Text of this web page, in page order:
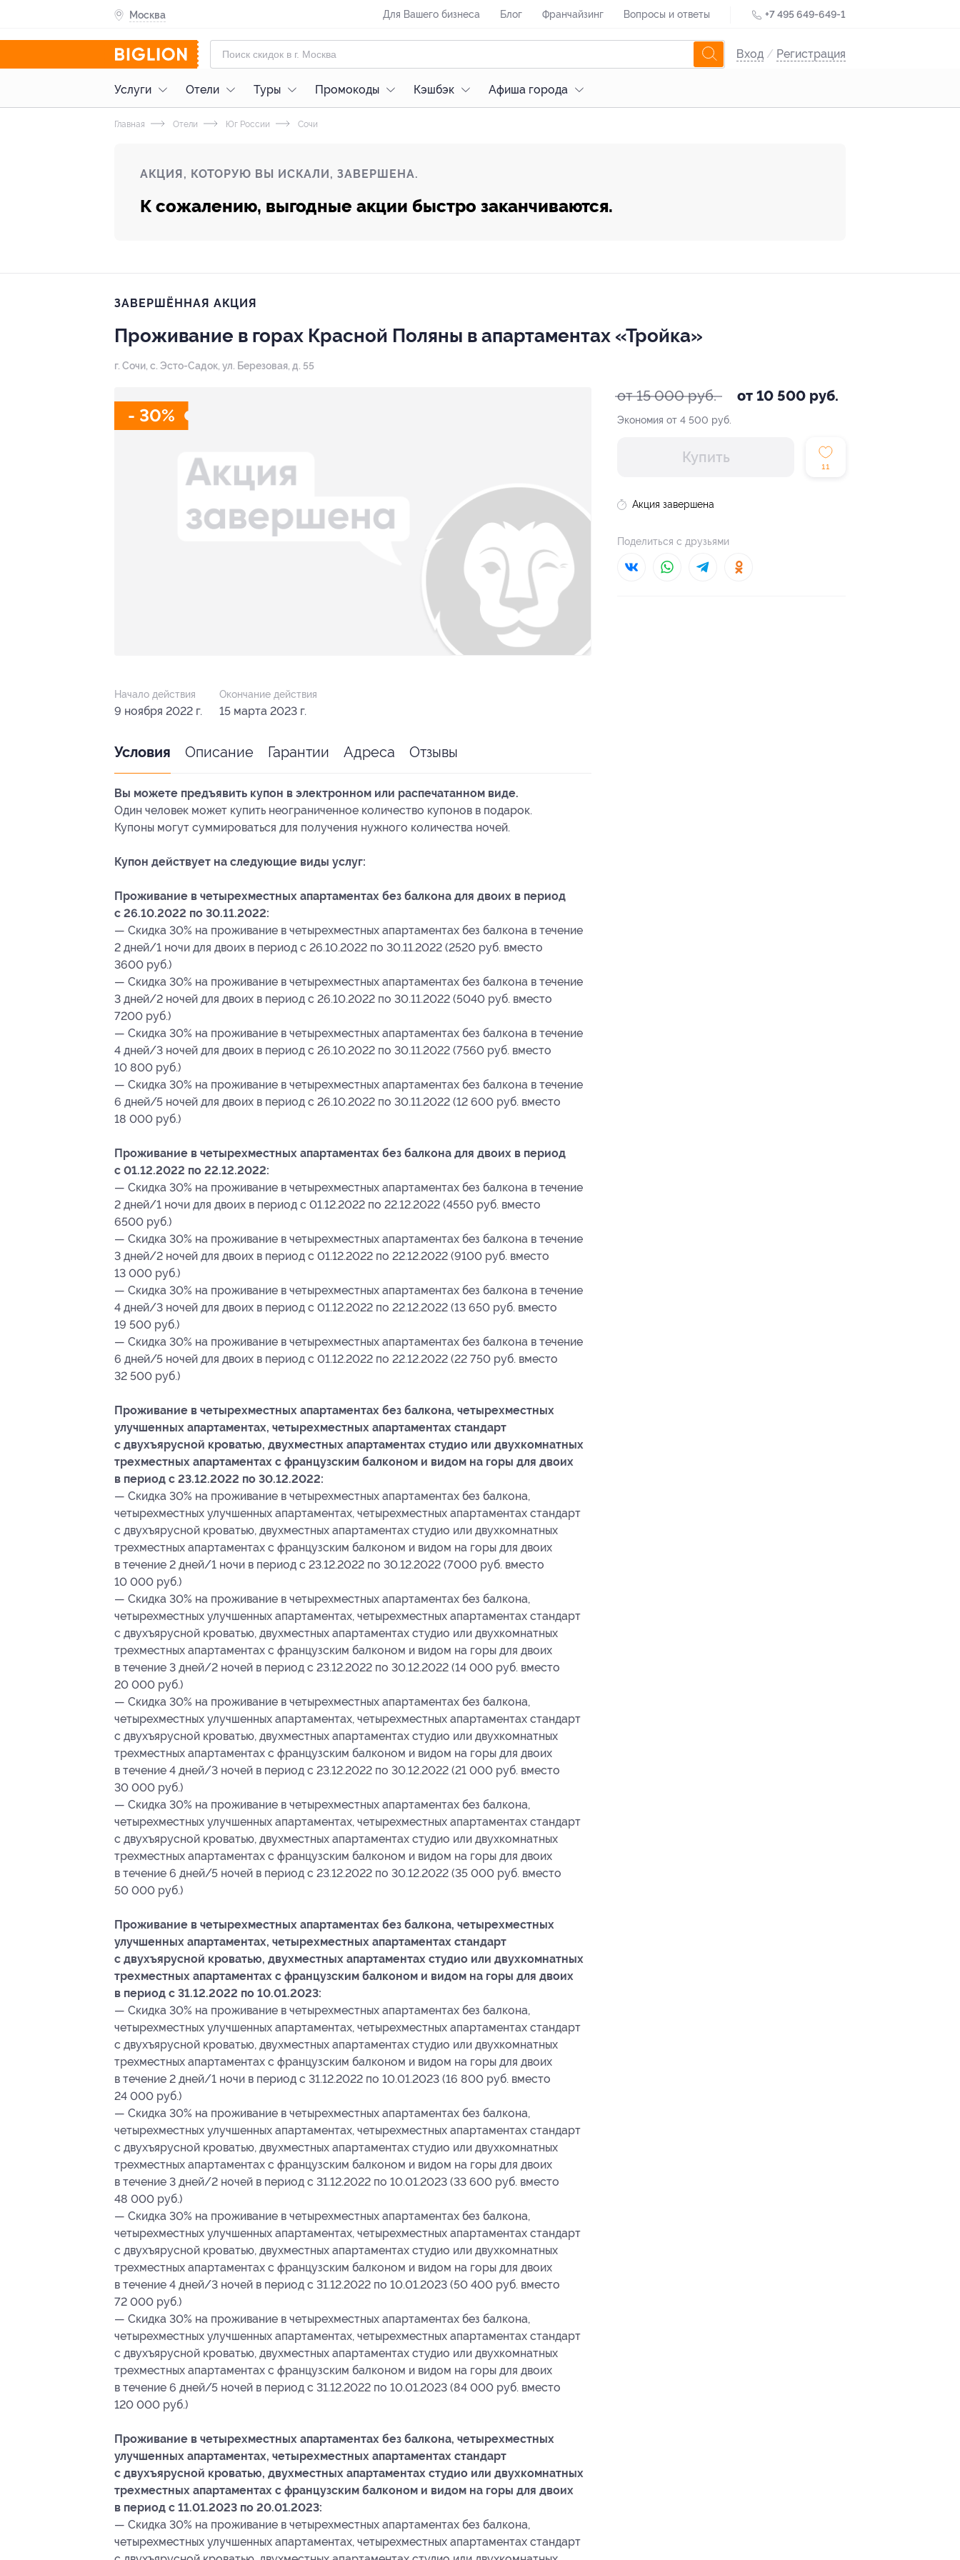
Москва Для Вашего бизнеса Блог Франчайзинг Вопросы и ответы +7 495 649-649-1
Вход / Регистрация
Услуги Отели Туры Промокоды Кэшбэк Афиша города
Главная Отели Юг России Сочи
АКЦИЯ, КОТОРУЮ ВЫ ИСКАЛИ, ЗАВЕРШЕНА.
К сожалению, выгодные акции быстро заканчиваются.
ЗАВЕРШЁННАЯ АКЦИЯ
Проживание в горах Красной Поляны в апартаментах «Тройка»
г. Сочи, с. Эсто-Садок, ул. Березовая, д. 55
- 30%
от 15 000 руб. от 10 500 руб.
Экономия от 4 500 руб.
Купить
11
Акция завершена
Поделиться с друзьями
Начало действия
9 ноября 2022 г.
Окончание действия
15 марта 2023 г.
Условия Описание Гарантии Адреса Отзывы
Вы можете предъявить купон в электронном или распечатанном виде.
Один человек может купить неограниченное количество купонов в подарок.
Купоны могут суммироваться для получения нужного количества ночей.
Купон действует на следующие виды услуг:
Проживание в четырехместных апартаментах без балкона для двоих в период
с 26.10.2022 по 30.11.2022:
— Скидка 30% на проживание в четырехместных апартаментах без балкона в течение
2 дней/1 ночи для двоих в период с 26.10.2022 по 30.11.2022 (2520 руб. вместо
3600 руб.)
— Скидка 30% на проживание в четырехместных апартаментах без балкона в течение
3 дней/2 ночей для двоих в период с 26.10.2022 по 30.11.2022 (5040 руб. вместо
7200 руб.)
— Скидка 30% на проживание в четырехместных апартаментах без балкона в течение
4 дней/3 ночей для двоих в период с 26.10.2022 по 30.11.2022 (7560 руб. вместо
10 800 руб.)
— Скидка 30% на проживание в четырехместных апартаментах без балкона в течение
6 дней/5 ночей для двоих в период с 26.10.2022 по 30.11.2022 (12 600 руб. вместо
18 000 руб.)
Проживание в четырехместных апартаментах без балкона для двоих в период
с 01.12.2022 по 22.12.2022:
— Скидка 30% на проживание в четырехместных апартаментах без балкона в течение
2 дней/1 ночи для двоих в период с 01.12.2022 по 22.12.2022 (4550 руб. вместо
6500 руб.)
— Скидка 30% на проживание в четырехместных апартаментах без балкона в течение
3 дней/2 ночей для двоих в период с 01.12.2022 по 22.12.2022 (9100 руб. вместо
13 000 руб.)
— Скидка 30% на проживание в четырехместных апартаментах без балкона в течение
4 дней/3 ночей для двоих в период с 01.12.2022 по 22.12.2022 (13 650 руб. вместо
19 500 руб.)
— Скидка 30% на проживание в четырехместных апартаментах без балкона в течение
6 дней/5 ночей для двоих в период с 01.12.2022 по 22.12.2022 (22 750 руб. вместо
32 500 руб.)
Проживание в четырехместных апартаментах без балкона, четырехместных
улучшенных апартаментах, четырехместных апартаментах стандарт
с двухъярусной кроватью, двухместных апартаментах студио или двухкомнатных
трехместных апартаментах с французским балконом и видом на горы для двоих
в период с 23.12.2022 по 30.12.2022:
— Скидка 30% на проживание в четырехместных апартаментах без балкона,
четырехместных улучшенных апартаментах, четырехместных апартаментах стандарт
с двухъярусной кроватью, двухместных апартаментах студио или двухкомнатных
трехместных апартаментах с французским балконом и видом на горы для двоих
в течение 2 дней/1 ночи в период с 23.12.2022 по 30.12.2022 (7000 руб. вместо
10 000 руб.)
— Скидка 30% на проживание в четырехместных апартаментах без балкона,
четырехместных улучшенных апартаментах, четырехместных апартаментах стандарт
с двухъярусной кроватью, двухместных апартаментах студио или двухкомнатных
трехместных апартаментах с французским балконом и видом на горы для двоих
в течение 3 дней/2 ночей в период с 23.12.2022 по 30.12.2022 (14 000 руб. вместо
20 000 руб.)
— Скидка 30% на проживание в четырехместных апартаментах без балкона,
четырехместных улучшенных апартаментах, четырехместных апартаментах стандарт
с двухъярусной кроватью, двухместных апартаментах студио или двухкомнатных
трехместных апартаментах с французским балконом и видом на горы для двоих
в течение 4 дней/3 ночей в период с 23.12.2022 по 30.12.2022 (21 000 руб. вместо
30 000 руб.)
— Скидка 30% на проживание в четырехместных апартаментах без балкона,
четырехместных улучшенных апартаментах, четырехместных апартаментах стандарт
с двухъярусной кроватью, двухместных апартаментах студио или двухкомнатных
трехместных апартаментах с французским балконом и видом на горы для двоих
в течение 6 дней/5 ночей в период с 23.12.2022 по 30.12.2022 (35 000 руб. вместо
50 000 руб.)
Проживание в четырехместных апартаментах без балкона, четырехместных
улучшенных апартаментах, четырехместных апартаментах стандарт
с двухъярусной кроватью, двухместных апартаментах студио или двухкомнатных
трехместных апартаментах с французским балконом и видом на горы для двоих
в период с 31.12.2022 по 10.01.2023:
— Скидка 30% на проживание в четырехместных апартаментах без балкона,
четырехместных улучшенных апартаментах, четырехместных апартаментах стандарт
с двухъярусной кроватью, двухместных апартаментах студио или двухкомнатных
трехместных апартаментах с французским балконом и видом на горы для двоих
в течение 2 дней/1 ночи в период с 31.12.2022 по 10.01.2023 (16 800 руб. вместо
24 000 руб.)
— Скидка 30% на проживание в четырехместных апартаментах без балкона,
четырехместных улучшенных апартаментах, четырехместных апартаментах стандарт
с двухъярусной кроватью, двухместных апартаментах студио или двухкомнатных
трехместных апартаментах с французским балконом и видом на горы для двоих
в течение 3 дней/2 ночей в период с 31.12.2022 по 10.01.2023 (33 600 руб. вместо
48 000 руб.)
— Скидка 30% на проживание в четырехместных апартаментах без балкона,
четырехместных улучшенных апартаментах, четырехместных апартаментах стандарт
с двухъярусной кроватью, двухместных апартаментах студио или двухкомнатных
трехместных апартаментах с французским балконом и видом на горы для двоих
в течение 4 дней/3 ночей в период с 31.12.2022 по 10.01.2023 (50 400 руб. вместо
72 000 руб.)
— Скидка 30% на проживание в четырехместных апартаментах без балкона,
четырехместных улучшенных апартаментах, четырехместных апартаментах стандарт
с двухъярусной кроватью, двухместных апартаментах студио или двухкомнатных
трехместных апартаментах с французским балконом и видом на горы для двоих
в течение 6 дней/5 ночей в период с 31.12.2022 по 10.01.2023 (84 000 руб. вместо
120 000 руб.)
Проживание в четырехместных апартаментах без балкона, четырехместных
улучшенных апартаментах, четырехместных апартаментах стандарт
с двухъярусной кроватью, двухместных апартаментах студио или двухкомнатных
трехместных апартаментах с французским балконом и видом на горы для двоих
в период с 11.01.2023 по 20.01.2023:
— Скидка 30% на проживание в четырехместных апартаментах без балкона,
четырехместных улучшенных апартаментах, четырехместных апартаментах стандарт